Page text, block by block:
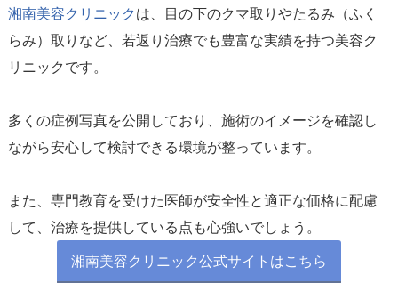
湘南美容クリニックは、目の下のクマ取りやたるみ（ふく
らみ）取りなど、若返り治療でも豊富な実績を持つ美容ク
リニックです。
多くの症例写真を公開しており、施術のイメージを確認し
ながら安心して検討できる環境が整っています。
また、専門教育を受けた医師が安全性と適正な価格に配慮
湘南美容クリニック公式サイトはこちら